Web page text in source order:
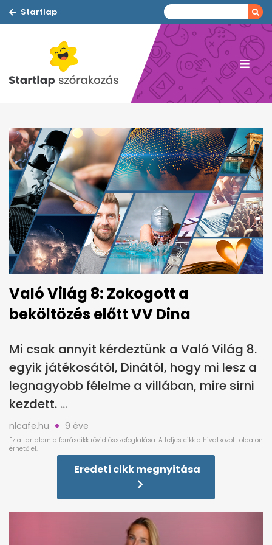
Startlap
Való Világ 8: Zokogott a
beköltözés előtt VV Dina
Mi csak annyit kérdeztünk a Való Világ 8.
egyik játékosától, Dinától, hogy mi lesz a
legnagyobb félelme a villában, mire sírni
kezdett.
nlcafe.hu 9 éve
Eredeti cikk megnyitása